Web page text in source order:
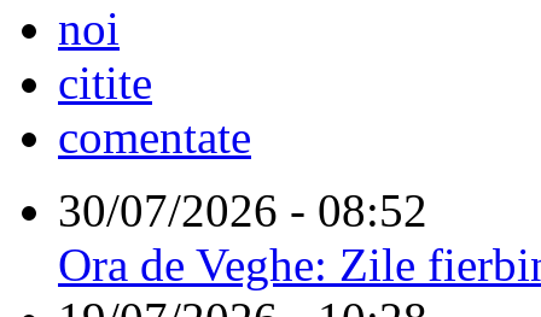
noi
citite
comentate
30/07/2026 - 08:52
Ora de Veghe: Zile